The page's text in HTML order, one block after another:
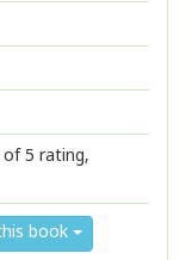
5 rating,
book